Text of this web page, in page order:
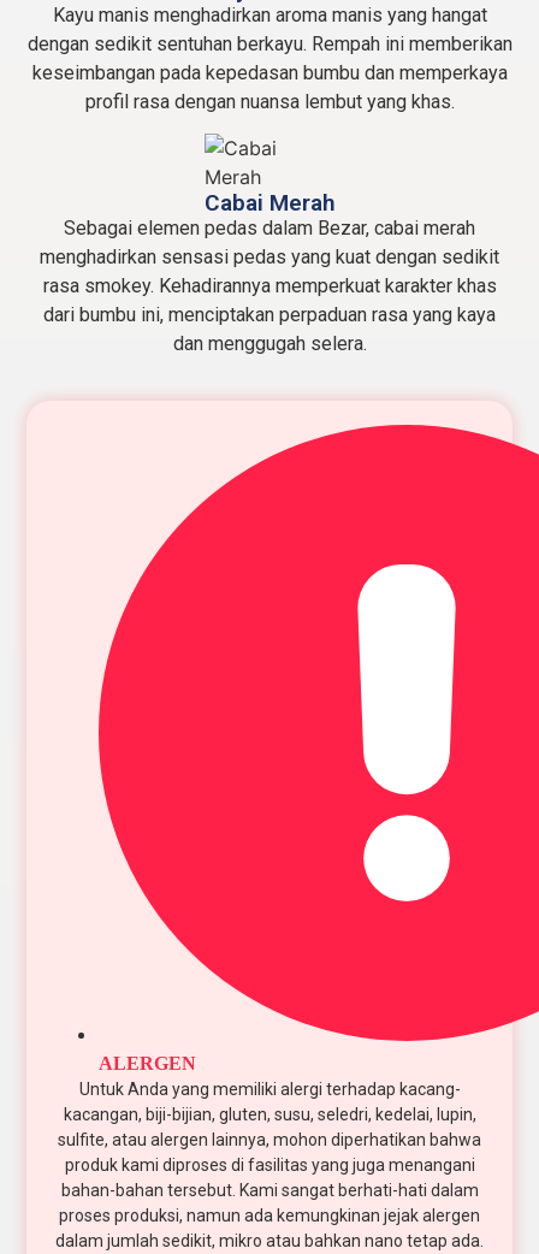
Kayu manis menghadirkan aroma manis yang hangat
dengan sedikit sentuhan berkayu. Rempah ini memberikan
keseimbangan pada kepedasan bumbu dan memperkaya
profil rasa dengan nuansa lembut yang khas.
Cabai Merah
Sebagai elemen pedas dalam Bezar, cabai merah
menghadirkan sensasi pedas yang kuat dengan sedikit
rasa smokey. Kehadirannya memperkuat karakter khas
dari bumbu ini, menciptakan perpaduan rasa yang kaya
dan menggugah selera.
ALERGEN
Untuk Anda yang memiliki alergi terhadap kacang-
kacangan, biji-bijian, gluten, susu, seledri, kedelai, lupin,
sulfite, atau alergen lainnya, mohon diperhatikan bahwa
produk kami diproses di fasilitas yang juga menangani
bahan-bahan tersebut. Kami sangat berhati-hati dalam
proses produksi, namun ada kemungkinan jejak alergen
dalam jumlah sedikit, mikro atau bahkan nano tetap ada.